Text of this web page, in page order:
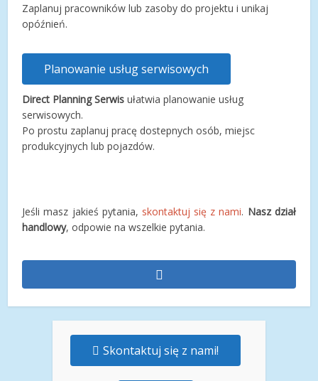
Zaplanuj pracowników lub zasoby do projektu i unikaj
opóźnień.
Planowanie usług serwisowych
Direct Planning Serwis ułatwia planowanie usług
serwisowych.
Po prostu zaplanuj pracę dostepnych osób, miejsc
produkcyjnych lub pojazdów.
Jeśli masz jakieś pytania, skontaktuj się z nami. Nasz dział
handlowy, odpowie na wszelkie pytania.
Skontaktuj się z nami!